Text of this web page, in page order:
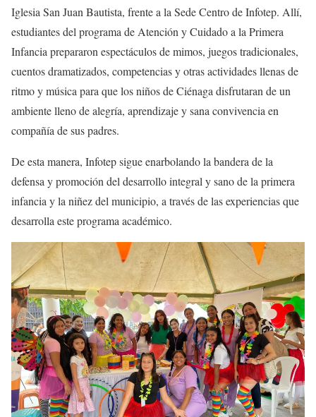
Iglesia San Juan Bautista, frente a la Sede Centro de Infotep. Allí,
estudiantes del programa de Atención y Cuidado a la Primera
Infancia prepararon espectáculos de mimos, juegos tradicionales,
cuentos dramatizados, competencias y otras actividades llenas de
ritmo y música para que los niños de Ciénaga disfrutaran de un
ambiente lleno de alegría, aprendizaje y sana convivencia en
compañía de sus padres.
De esta manera, Infotep sigue enarbolando la bandera de la
defensa y promoción del desarrollo integral y sano de la primera
infancia y la niñez del municipio, a través de las experiencias que
desarrolla este programa académico.